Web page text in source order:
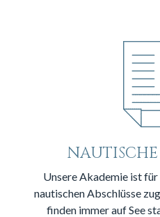
Unsere Akademie ist
nautischen Abschlüsse
finden immer auf See